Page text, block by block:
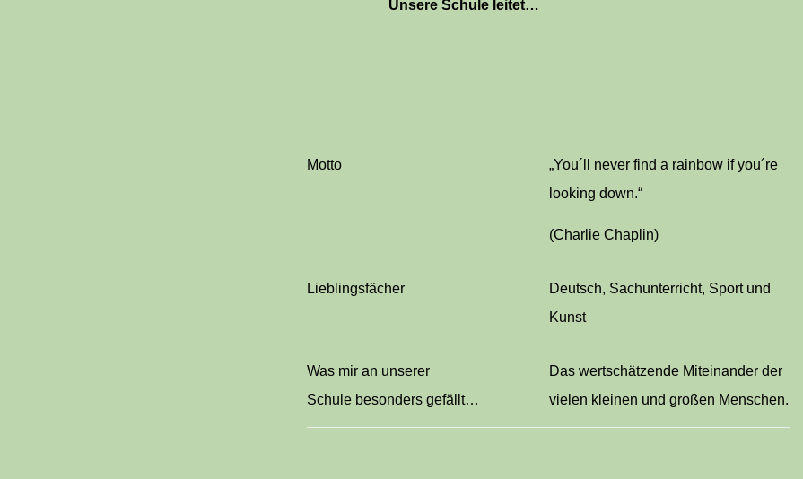
Unsere Schule leitet…
Motto
„You´ll never find a rainbow if you´re
looking down.“
(Charlie Chaplin)
Lieblingsfächer
Deutsch, Sachunterricht, Sport und
Kunst
Was mir an unserer
Schule besonders gefällt…
Das wertschätzende Miteinander der
vielen kleinen und großen Menschen.